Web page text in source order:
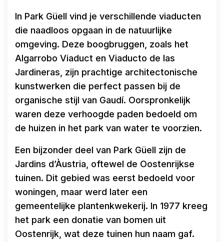
In Park Güell vind je verschillende viaducten
die naadloos opgaan in de natuurlijke
omgeving. Deze boogbruggen, zoals het
Algarrobo Viaduct en Viaducto de las
Jardineras, zijn prachtige architectonische
kunstwerken die perfect passen bij de
organische stijl van Gaudí. Oorspronkelijk
waren deze verhoogde paden bedoeld om
de huizen in het park van water te voorzien.
Een bijzonder deel van Park Güell zijn de
Jardins d’Àustria, oftewel de Oostenrijkse
tuinen. Dit gebied was eerst bedoeld voor
woningen, maar werd later een
gemeentelijke plantenkwekerij. In 1977 kreeg
het park een donatie van bomen uit
Oostenrijk, wat deze tuinen hun naam gaf.